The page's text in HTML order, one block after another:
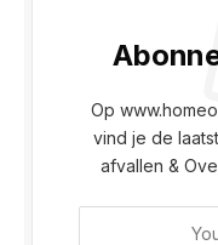
Op
vind je de
afvallen &